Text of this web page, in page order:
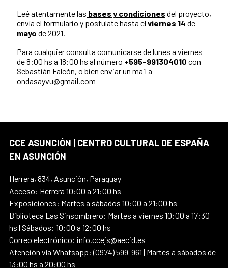
Leé atentamente las bases y condiciones del proyecto,
envía el formulario y postulate hasta el viernes 14 de
mayo de 2021.
Para cualquier consulta comunicarse de lunes a viernes
de 8:00 hs a 18:00 hs al número +595-991304010 con
Sebastián Falcón, o bien enviar un mail a
ondasayvu@gmail.com
CCE ASUNCIÓN | CENTRO CULTURAL DE ESPAÑA
EN ASUNCIÓN
Herrera, 834, Asunción, Paraguay
Acceso: Herrera 10:00 a 21:00 hs
Exposiciones: Martes a sábados 10:00 a 21:00 hs
Biblioteca Las Sinsombrero: Martes a viernes 10:00 a 17:30
hs | Sábados: 10:00 a 12:00 hs
Correo electrónico: info.ccejs@aecid.es
Atención vía Whatsapp: (0974) 599-961 | Martes a sábados de
13:00 hs a 20:00 hs